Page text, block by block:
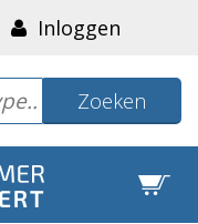
Inloggen
Zoeken